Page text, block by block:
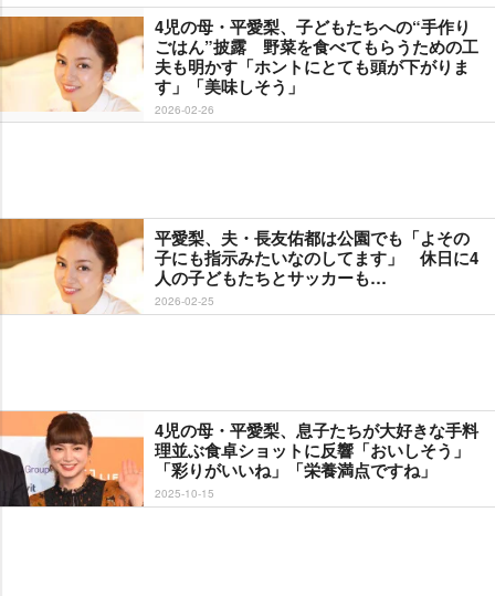
4児の母・平愛梨、子どもたちへの“手作り
ごはん”披露 野菜を食べてもらうための工
夫も明かす「ホントにとても頭が下がりま
す」「美味しそう」
2026-02-26
平愛梨、夫・長友佑都は公園でも「よその
子にも指示みたいなのしてます」 休日に4
人の子どもたちとサッカーも…
2026-02-25
4児の母・平愛梨、息子たちが大好きな手料
理並ぶ食卓ショットに反響「おいしそう」
「彩りがいいね」「栄養満点ですね」
2025-10-15